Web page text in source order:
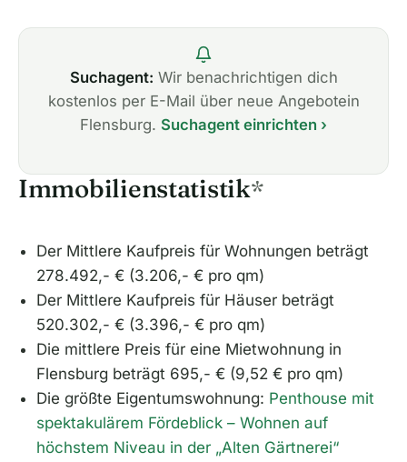
Suchagent: Wir benachrichtigen dich
kostenlos per E-Mail über neue Angebotein
Flensburg. Suchagent einrichten ›
Immobilienstatistik*
Der Mittlere Kaufpreis für Wohnungen beträgt
278.492,- € (3.206,- € pro qm)
Der Mittlere Kaufpreis für Häuser beträgt
520.302,- € (3.396,- € pro qm)
Die mittlere Preis für eine Mietwohnung in
Flensburg beträgt 695,- € (9,52 € pro qm)
Die größte Eigentumswohnung: Penthouse mit
spektakulärem Fördeblick – Wohnen auf
höchstem Niveau in der „Alten Gärtnerei“